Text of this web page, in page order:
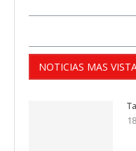
NOTICIAS MAS